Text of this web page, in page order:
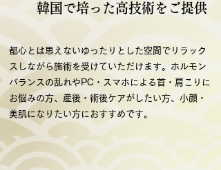
韓国で培った高技術をご提供
都心とは思えないゆったりとした空間でリラック
スしながら施術を受けていただけます。ホルモン
バランスの乱れやPC・スマホによる首・肩こりに
お悩みの方、産後・術後ケアがしたい方、小顔・
美肌になりたい方におすすめです。